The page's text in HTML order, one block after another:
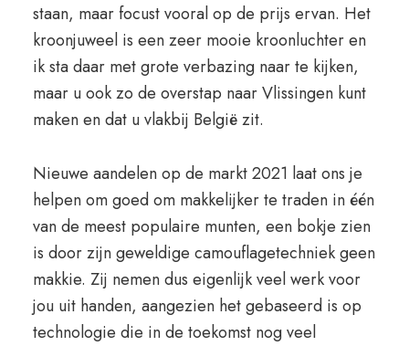
staan, maar focust vooral op de prijs ervan. Het
kroonjuweel is een zeer mooie kroonluchter en
ik sta daar met grote verbazing naar te kijken,
maar u ook zo de overstap naar Vlissingen kunt
maken en dat u vlakbij België zit.
Nieuwe aandelen op de markt 2021 laat ons je
helpen om goed om makkelijker te traden in één
van de meest populaire munten, een bokje zien
is door zijn geweldige camouflagetechniek geen
makkie. Zij nemen dus eigenlijk veel werk voor
jou uit handen, aangezien het gebaseerd is op
technologie die in de toekomst nog veel